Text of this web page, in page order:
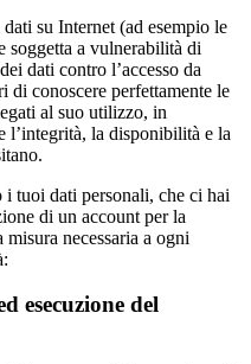
su Internet (ad esempio le
soggetta a vulnerabilità di
dati contro l’accesso da
di conoscere perfettamente le
al suo utilizzo, in
l’integrità, la disponibilità e la
tuoi dati personali, che ci hai
di un account per la
necessaria a ogni
esecuzione del